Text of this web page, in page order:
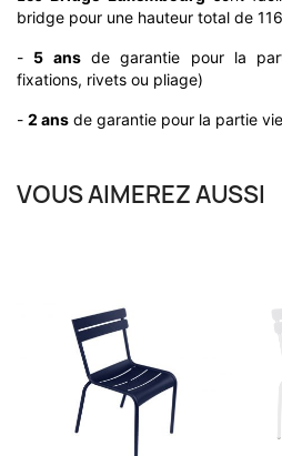
bridge pour une hauteur total de
- 5 ansde garantie pour la
fixations, rivets ou pliage)
- 2 ans de garantie pour la partie
VOUS AIMEREZ AUSSI